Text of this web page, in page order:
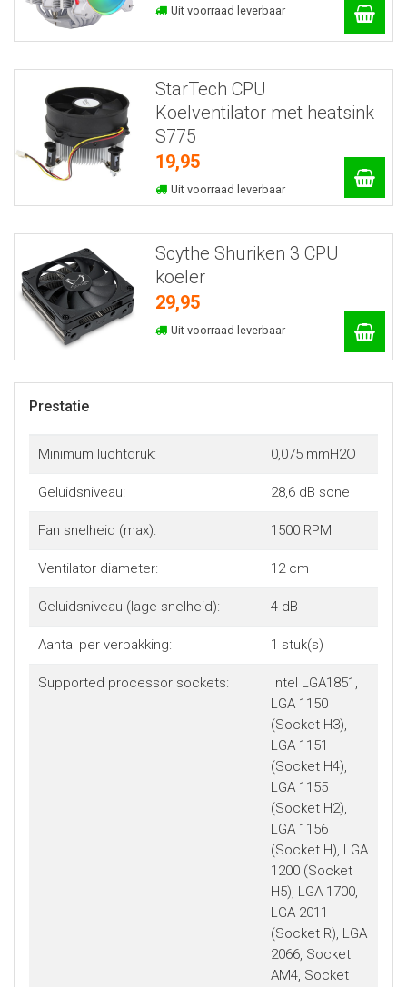
Uit voorraad leverbaar
StarTech CPU
Koelventilator met heatsink
S775
19,95
Uit voorraad leverbaar
Scythe Shuriken 3 CPU
koeler
29,95
Uit voorraad leverbaar
Prestatie
Minimum luchtdruk: 0,075 mmH2O
Geluidsniveau: 28,6 dB sone
Fan snelheid (max): 1500 RPM
Ventilator diameter: 12 cm
Geluidsniveau (lage snelheid): 4 dB
Aantal per verpakking: 1 stuk(s)
Supported processor sockets:
Intel LGA1851,
LGA 1150
(Socket H3),
LGA 1151
(Socket H4),
LGA 1155
(Socket H2),
LGA 1156
(Socket H), LGA
1200 (Socket
H5), LGA 1700,
LGA 2011
(Socket R), LGA
2066, Socket
AM4, Socket